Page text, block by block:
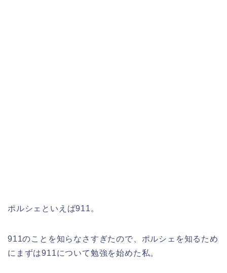
ポルシェといえば911。
911のことを知らなさすぎたので、ポルシェを知るため
にまずは911について勉強を始めた私。